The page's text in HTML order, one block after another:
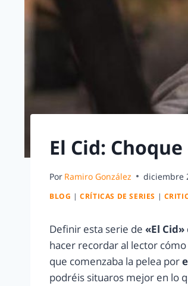
El Cid:
Por Ramiro González diciembre
BLOG |CRÍTICAS DE SERIES |
Definir esta serie de «El Cid»
hacer recordar al lector
que comenzaba la pelea por
podréis situaros mejor en lo